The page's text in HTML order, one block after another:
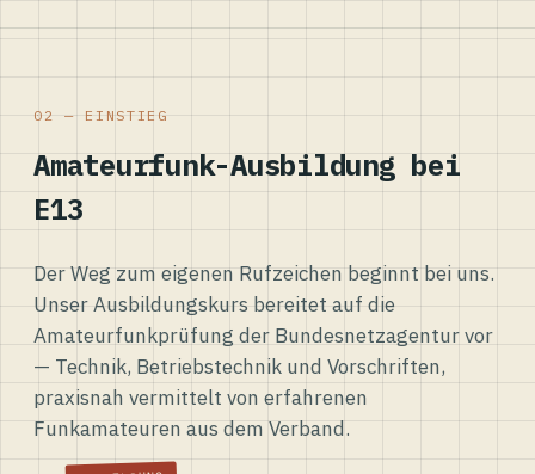
02 — EINSTIEG
Amateurfunk-Ausbildung bei
E13
Der Weg zum eigenen Rufzeichen beginnt bei uns.
Unser Ausbildungskurs bereitet auf die
Amateurfunkprüfung der Bundesnetzagentur vor
— Technik, Betriebstechnik und Vorschriften,
praxisnah vermittelt von erfahrenen
Funkamateuren aus dem Verband.